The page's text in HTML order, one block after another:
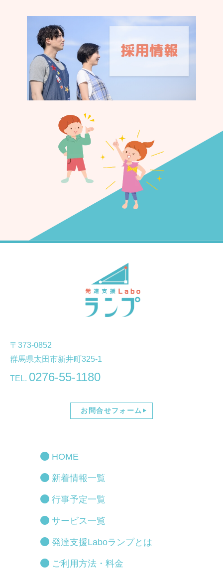
〒373-0852
群馬県太田市新井町325-1
TEL. 0276-55-1180
お問合せフォーム
HOME
新着情報一覧
行事予定一覧
サービス一覧
発達支援Laboランプとは
ご利用方法・料金